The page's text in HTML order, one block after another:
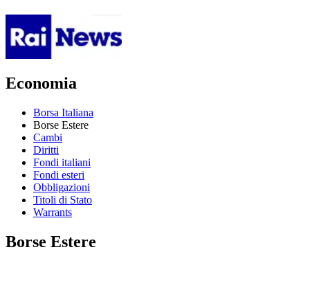
Economia
Borsa Italiana
Borse Estere
Cambi
Diritti
Fondi italiani
Fondi esteri
Obbligazioni
Titoli di Stato
Warrants
Borse Estere